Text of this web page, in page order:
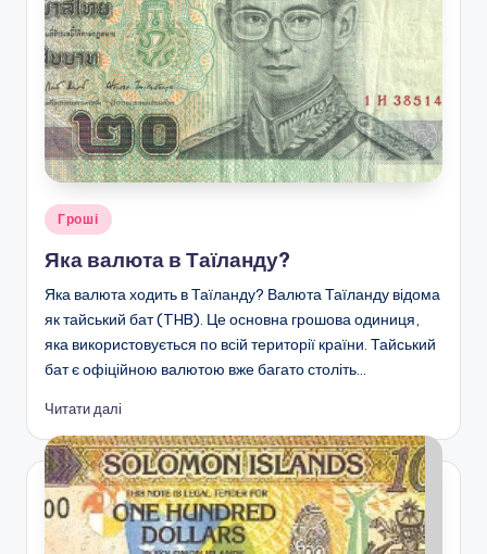
Опубліковано
Гроші
Яка валюта в Таїланду?
Яка валюта ходить в Таїланду? Валюта Таїланду відома
як тайський бат (THB). Це основна грошова одиниця,
яка використовується по всій території країни. Тайський
бат є офіційною валютою вже багато століть…
Читати далі